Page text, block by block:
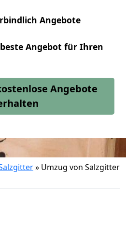
Angebote
Angebot für Ihren
Angebote
» Umzug von Salzgitter